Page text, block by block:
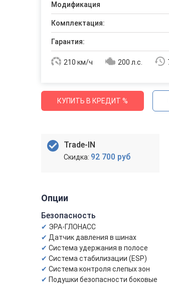
Модификация
Комплектация:
Гарантия:
210 км/ч 200 л.с.
КУПИТЬ В КРЕДИТ %
Trade-IN
92 700 руб
Опции
Безопасность
ЭРА-ГЛОНАСС
Датчик давления в шинах
Система удержания в полосе
Система стабилизации (ESP)
Система контроля слепых зон
Подушки безопасности боковые